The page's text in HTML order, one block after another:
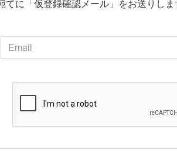
てに「仮登録確認メール」をお送りし